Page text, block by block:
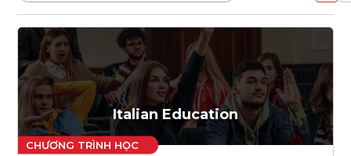
Italian Education